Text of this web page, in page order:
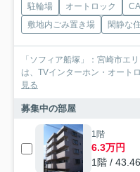
駐輪場 オートロック
敷地内ごみ置き場
閑静な
「ソフィア船塚」：宮崎市エ
は、TVインターホン・オート
見る
募集中の部屋
1階
6.3万円
1階 /